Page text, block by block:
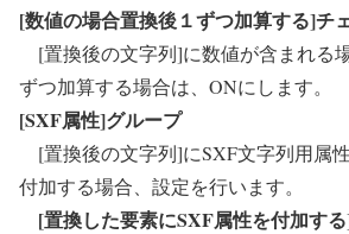
[数値の場合置換後１ずつ加算する]チ
[置換後の文字列]に数値が含まれる
ずつ加算する場合は、ONにします。
[SXF属性]グループ
[置換後の文字列]にSXF文字列用属
付加する場合、設定を行います。
[置換した要素にSXF属性を付加す